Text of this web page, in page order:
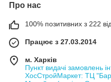
Про нас
100% позитивних з 222
Працює з 27.03.2014
м. Харків
Пункт видачі замовлень
ХосСтройМаркет: ТЦ